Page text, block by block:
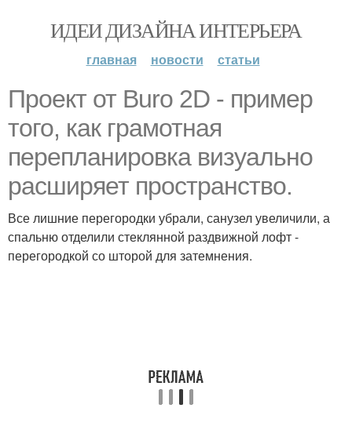
ИДЕИ ДИЗАЙНА ИНТЕРЬЕРА
главная новости статьи
Проект от Buro 2D - пример
того, как грамотная
перепланировка визуально
расширяет пространство.
Все лишние перегородки убрали, санузел увеличили, а
спальню отделили стеклянной раздвижной лофт -
перегородкой со шторой для затемнения.